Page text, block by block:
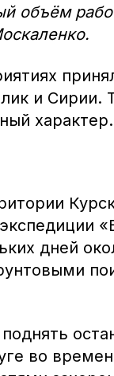
объём
и Сирии.
характер.
дней
во